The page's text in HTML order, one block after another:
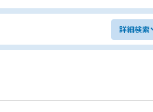
詳細検索